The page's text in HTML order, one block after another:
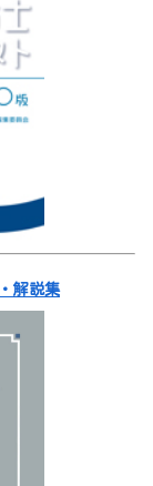
解説集